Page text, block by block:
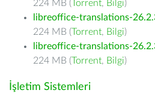
224 MB (Torrent, Bilgi)
libreoffice-translations-
224 MB (Torrent, Bilgi)
libreoffice-translations-
224 MB (Torrent, Bilgi)
İşletim Sistemleri